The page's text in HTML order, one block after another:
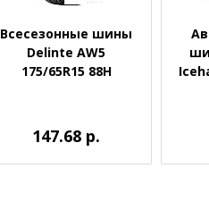
Всесезонные шины
Delinte AW5
175/65R15 88H
147.68 р.